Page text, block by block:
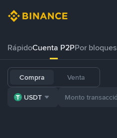
RápidoCuenta P2PPor bloques
Compra Venta
USDT